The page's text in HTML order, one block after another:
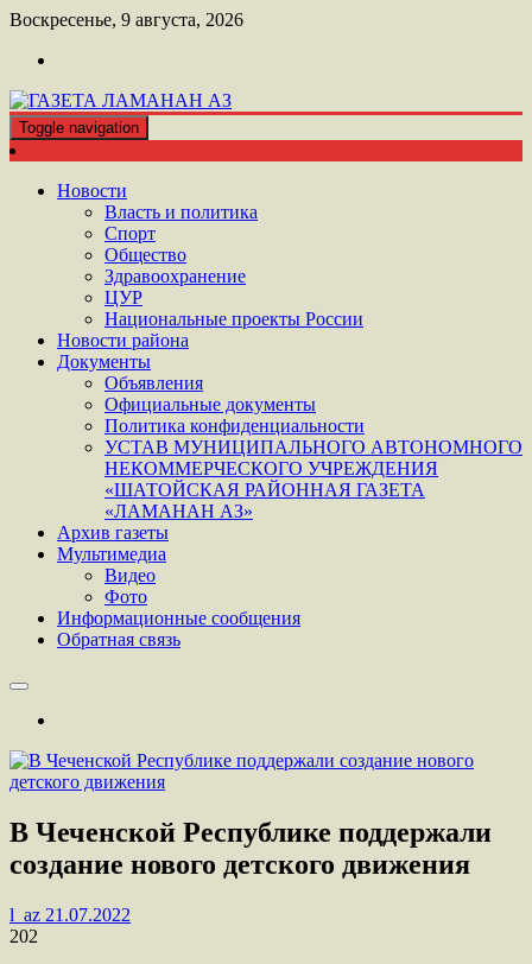
Перейти
контенту
Воскресенье, 9 августа, 2026
ГАЗЕТА ЛАМАНАН АЗ
ШАТОЙСКАЯ ГАЗЕТА ЛАМАНАН АЗ
Toggle navigation
Новости
Власть и политика
Спорт
Общество
Здравоохранение
ЦУР
Национальные проекты России
Новости района
Документы
Объявления
Официальные документы
Политика конфиденциальности
УСТАВ МУНИЦИПАЛЬНОГО АВТОНОМНОГО
НЕКОММЕРЧЕСКОГО УЧРЕЖДЕНИЯ
«ШАТОЙСКАЯ РАЙОННАЯ ГАЗЕТА
«ЛАМАНАН АЗ»
Архив газеты
Мультимедиа
Видео
Фото
Информационные сообщения
Обратная связь
В Чеченской Республике поддержали
создание нового детского движения
l_az 21.07.2022
202